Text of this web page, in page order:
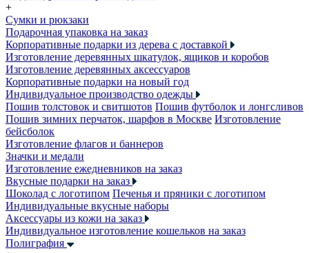
+
Сумки и рюкзаки
Подарочная упаковка на заказ
Корпоративные подарки из дерева с доставкой
Изготовление деревянных шкатулок, ящиков и коробов
Изготовление деревянных аксессуаров
Корпоративные подарки на новый год
Индивидуальное производство одежды
Пошив толстовок и свитшотов Пошив футболок и лонгсливов
Пошив зимних перчаток, шарфов в Москве Изготовление
бейсболок
Изготовление флагов и баннеров
Значки и медали
Изготовление ежедневников на заказ
Вкусные подарки на заказ
Шоколад с логотипом Печенья и пряники с логотипом
Индивидуальные вкусные наборы
Аксессуары из кожи на заказ
Индивидуальное изготовление кошельков на заказ
Полиграфия